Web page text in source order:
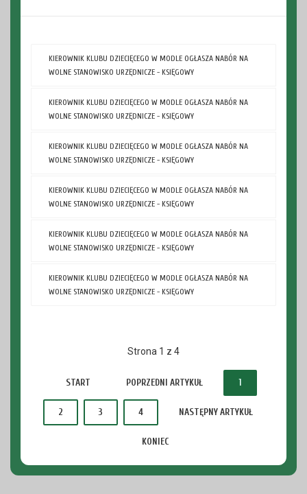
KIEROWNIK KLUBU DZIECIĘCEGO W MODLE OGŁASZA NABÓR NA
WOLNE STANOWISKO URZĘDNICZE - KSIĘGOWY
KIEROWNIK KLUBU DZIECIĘCEGO W MODLE OGŁASZA NABÓR NA
WOLNE STANOWISKO URZĘDNICZE - KSIĘGOWY
KIEROWNIK KLUBU DZIECIĘCEGO W MODLE OGŁASZA NABÓR NA
WOLNE STANOWISKO URZĘDNICZE - KSIĘGOWY
KIEROWNIK KLUBU DZIECIĘCEGO W MODLE OGŁASZA NABÓR NA
WOLNE STANOWISKO URZĘDNICZE - KSIĘGOWY
KIEROWNIK KLUBU DZIECIĘCEGO W MODLE OGŁASZA NABÓR NA
WOLNE STANOWISKO URZĘDNICZE - KSIĘGOWY
KIEROWNIK KLUBU DZIECIĘCEGO W MODLE OGŁASZA NABÓR NA
WOLNE STANOWISKO URZĘDNICZE - KSIĘGOWY
Strona 1 z 4
START POPRZEDNI ARTYKUŁ 1
2 3 4 NASTĘPNY ARTYKUŁ
KONIEC